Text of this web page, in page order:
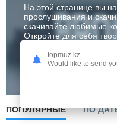
На этой странице вы
прослушивания и
скачивайте любимые
Откройте для себя
Слушать
ПОПУЛЯРНЫЕ ПО
topmuz.kz
Would like to send